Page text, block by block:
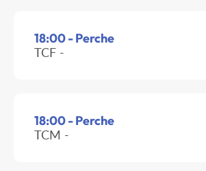
18:00 - Perche
TCF -
18:00 - Perche
TCM -